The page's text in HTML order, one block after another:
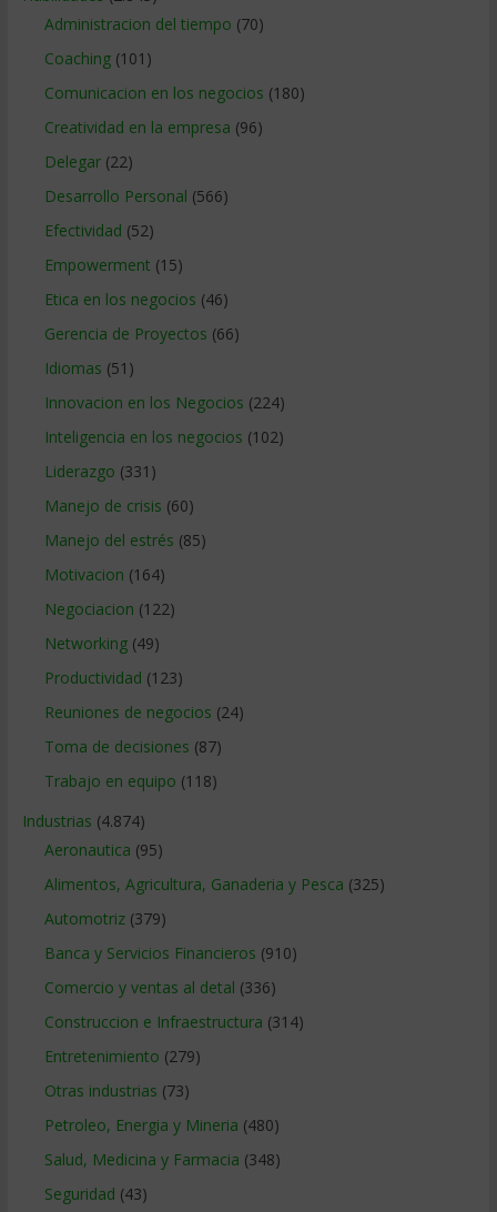
Administracion del tiempo (70)
Coaching(101)
Comunicacion en los negocios (180)
Creatividad en la empresa (96)
Delegar(22)
Desarrollo Personal (566)
Efectividad (52)
Empowerment (15)
Etica en los negocios (46)
Gerencia de Proyectos (66)
Idiomas (51)
Innovacion en los Negocios (224)
Inteligencia en los negocios (102)
Liderazgo (331)
Manejo de crisis (60)
Manejo del estrés (85)
Motivacion (164)
Negociacion (122)
Networking(49)
Productividad (123)
Reuniones de negocios (24)
Toma de decisiones (87)
Trabajo en equipo (118)
Industrias (4.874)
Aeronautica (95)
Alimentos, Agricultura, Ganaderia y Pesca (325)
Automotriz(379)
Banca y Servicios Financieros (910)
Comercio y ventas al detal (336)
Construccion e Infraestructura (314)
Entretenimiento (279)
Otras industrias (73)
Petroleo, Energia y Mineria (480)
Salud, Medicina y Farmacia (348)
Seguridad (43)